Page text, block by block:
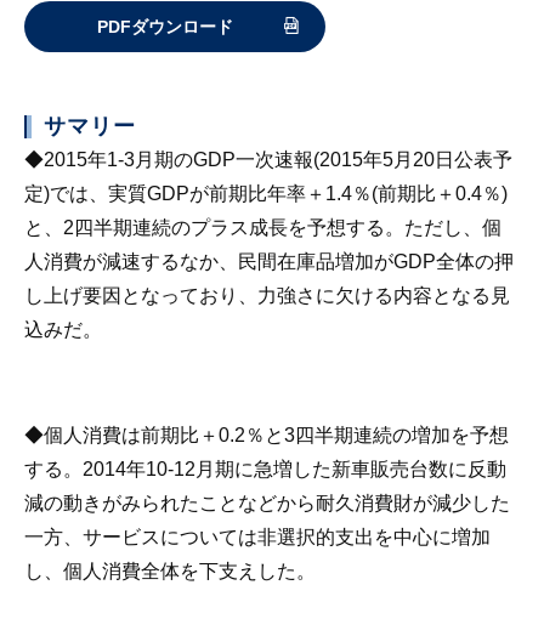
PDFダウンロード
サマリー
◆2015年1-3月期のGDP一次速報(2015年5月20日公表予
定)では、実質GDPが前期比年率＋1.4％(前期比＋0.4％)
と、2四半期連続のプラス成長を予想する。ただし、個
人消費が減速するなか、民間在庫品増加がGDP全体の押
し上げ要因となっており、力強さに欠ける内容となる見
込みだ。
◆個人消費は前期比＋0.2％と3四半期連続の増加を予想
する。2014年10-12月期に急増した新車販売台数に反動
減の動きがみられたことなどから耐久消費財が減少した
一方、サービスについては非選択的支出を中心に増加
し、個人消費全体を下支えした。